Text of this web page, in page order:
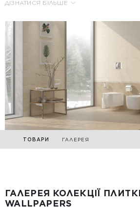
ДІЗНАТИСЯ БІЛЬШЕ
ТОВАРИ ГАЛЕРЕЯ
ГАЛЕРЕЯ КОЛЕКЦІЇ
WALLPAPERS